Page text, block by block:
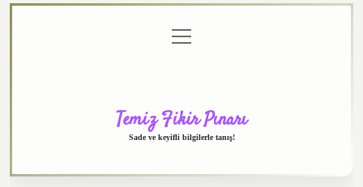
menüyü
aç
Temiz Fikir Pınarı
Sade ve keyifli bilgilerle tanış!